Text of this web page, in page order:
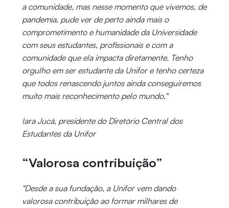
a comunidade, mas nesse momento que vivemos, de
pandemia, pude ver de perto ainda mais o
comprometimento e humanidade da Universidade
com seus estudantes, profissionais e com a
comunidade que ela impacta diretamente. Tenho
orgulho em ser estudante da Unifor e tenho certeza
que todos renascendo juntos ainda conseguiremos
muito mais reconhecimento pelo mundo."
Iara Jucá, presidente do Diretório Central dos
Estudantes da Unifor
“Valorosa contribuição”
"Desde a sua fundação, a Unifor vem dando
valorosa contribuição ao formar milhares de